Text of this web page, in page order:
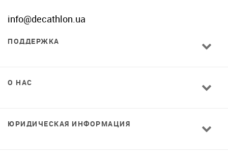
info@decathlon.ua
ПОДДЕРЖКА
О НАС
ЮРИДИЧЕСКАЯ ИНФОРМАЦИЯ